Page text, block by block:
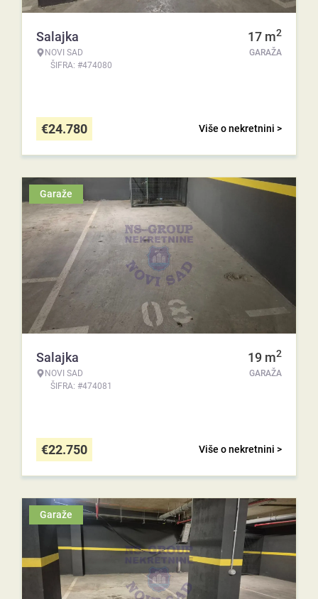
Salajka
NOVI SAD
ŠIFRA: #474080
17 m2
GARAŽA
Više o nekretnini >
€24.780
Garaže
Salajka
NOVI SAD
ŠIFRA: #474081
19 m2
GARAŽA
Više o nekretnini >
€22.750
Garaže